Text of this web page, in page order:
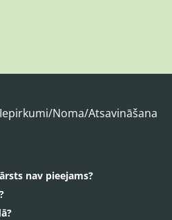
Iepirkumi/Noma/Atsavināšana
nav pieejams?